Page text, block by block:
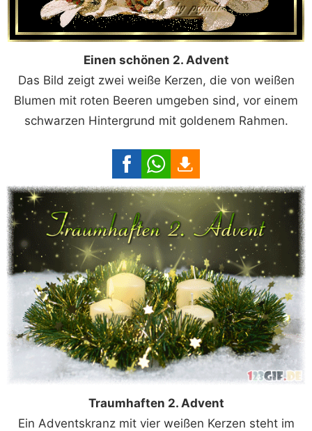
Einen schönen 2. Advent
Das Bild zeigt zwei weiße Kerzen, die von weißen
Blumen mit roten Beeren umgeben sind, vor einem
schwarzen Hintergrund mit goldenem Rahmen.
Traumhaften 2. Advent
Ein Adventskranz mit vier weißen Kerzen steht im